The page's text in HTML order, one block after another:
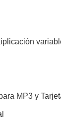
MP3 y